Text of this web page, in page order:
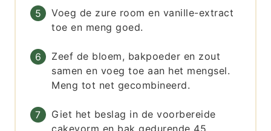
Voeg de zure room en vanille-extract
toe en meng goed.
Zeef de bloem, bakpoeder en zout
samen en voeg toe aan het mengsel.
Meng tot net gecombineerd.
Giet het beslag in de voorbereide